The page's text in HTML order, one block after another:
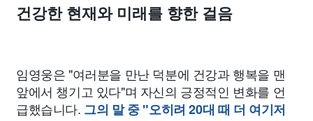
건강한 현재와 미래를 향한 걸음
임영웅은 "여러분을 만난 덕분에 건강과 행복을 맨
앞에서 챙기고 있다"며 자신의 긍정적인 변화를 언
급했습니다. 그의 말 중 "오히려 20대 때 더 여기저